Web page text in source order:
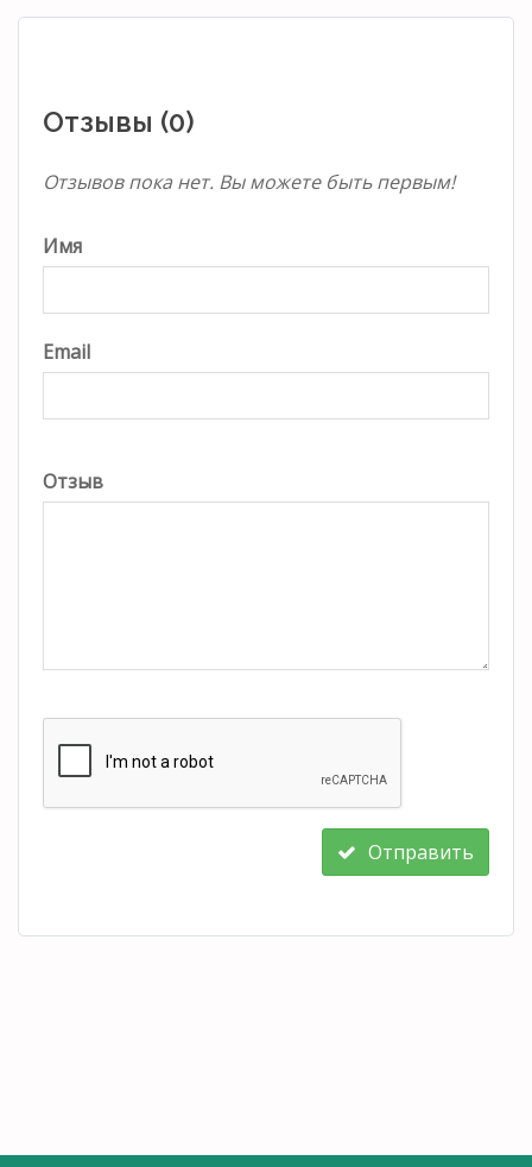
Отзывы (0)
Отзывов пока нет. Вы можете быть первым!
Имя
Email
Отзыв
Отправить